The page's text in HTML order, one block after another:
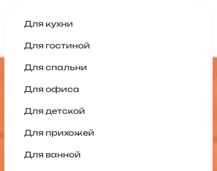
Для кухни
Для гостиной
Для спальни
Для офиса
Для детской
Для прихожей
Для ванной